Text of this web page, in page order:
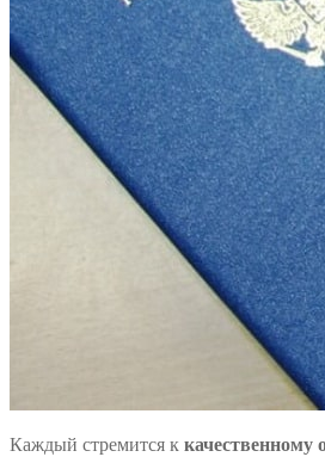
Каждый стремится к качественному